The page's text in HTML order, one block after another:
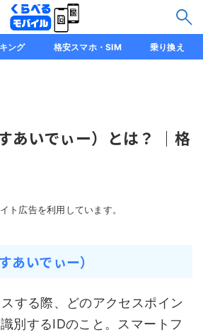
ング 格安スマホ・SIM 乗り換え
あいでぃー）とは？ ｜格
ト広告を利用しています。
あいでぃー）
する際、どのアクセスポイン
別するIDのこと。スマートフ